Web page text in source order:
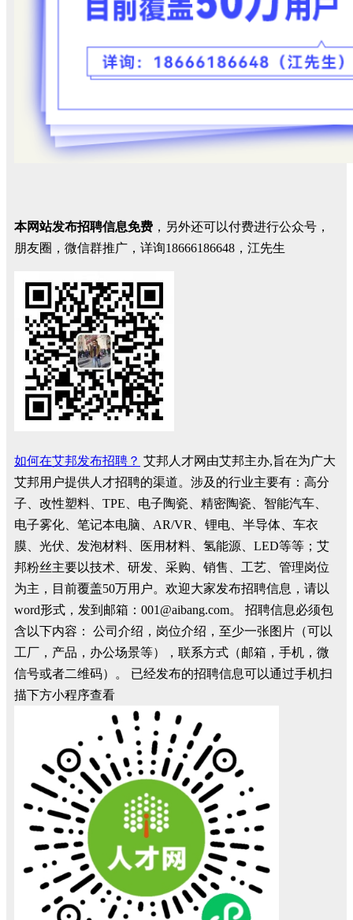
本网站发布招聘信息免费 ，另外还可以付费进行公众号，
朋友圈，微信群推广，详询18666186648，江先生
如何在艾邦发布招聘？ 艾邦人才网由艾邦主办,旨在为广大
艾邦用户提供人才招聘的渠道。涉及的行业主要有：高分
子、改性塑料、TPE、电子陶瓷、精密陶瓷、智能汽车、
电子雾化、笔记本电脑、AR/VR、锂电、半导体、车衣
膜、光伏、发泡材料、医用材料、氢能源、LED等等；艾
邦粉丝主要以技术、研发、采购、销售、工艺、管理岗位
为主，目前覆盖50万用户。欢迎大家发布招聘信息，请以
word形式，发到邮箱：001@aibang.com。 招聘信息必须包
含以下内容： 公司介绍，岗位介绍，至少一张图片（可以
工厂，产品，办公场景等），联系方式（邮箱，手机，微
信号或者二维码）。 已经发布的招聘信息可以通过手机扫
描下方小程序查看